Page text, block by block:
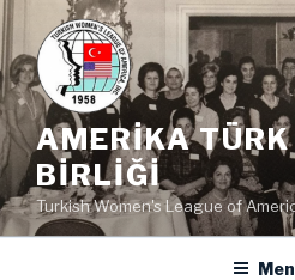
İçeriğe
geç
AMERIKA
BIRLIĞI
Turkish Women's League of